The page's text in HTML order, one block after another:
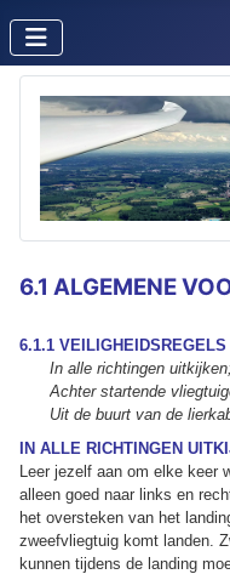
6.1 ALGEMENE
6.1.1
In alle richtingen uitkijken;
Achter startende
Uit de buurt van de
IN ALLE RICHTINGEN
Leer jezelf aan om elke keer
alleen goed naar links en
het oversteken van het
zweefvliegtuig komt landen.
kunnen tijdens de landing